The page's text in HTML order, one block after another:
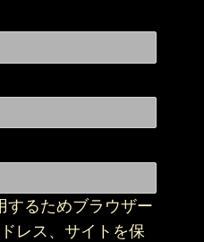
するためブラウザー
レス、サイトを保